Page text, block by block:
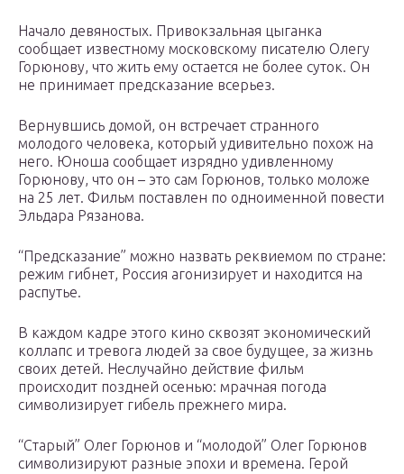
Начало девяностых. Привокзальная цыганка
сообщает известному московскому писателю Олегу
Горюнову, что жить ему остается не более суток. Он
не принимает предсказание всерьез.
Вернувшись домой, он встречает странного
молодого человека, который удивительно похож на
него. Юноша сообщает изрядно удивленному
Горюнову, что он – это сам Горюнов, только моложе
на 25 лет. Фильм поставлен по одноименной повести
Эльдара Рязанова.
“Предсказание” можно назвать реквиемом по стране:
режим гибнет, Россия агонизирует и находится на
распутье.
В каждом кадре этого кино сквозят экономический
коллапс и тревога людей за свое будущее, за жизнь
своих детей. Неслучайно действие фильм
происходит поздней осенью: мрачная погода
символизирует гибель прежнего мира.
“Старый” Олег Горюнов и “молодой” Олег Горюнов
символизируют разные эпохи и времена. Герой